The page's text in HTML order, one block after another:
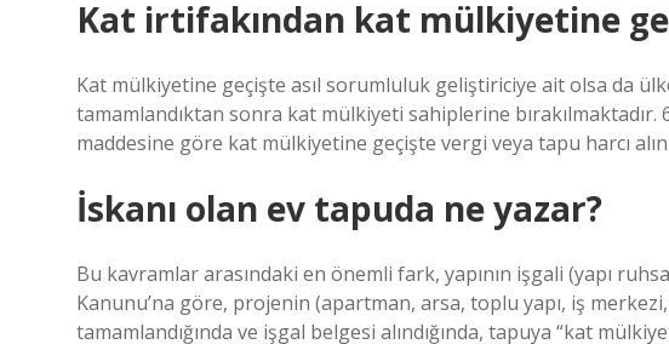
Kat irtifakından kat mülkiyetine
Kat mülkiyetine geçişte asıl sorumluluk geliştiriciye ait olsa da
tamamlandıktan sonra kat mülkiyeti sahiplerine bırakılmaktadır.
maddesine göre kat mülkiyetine geçişte vergi veya tapu harcı
İskanı olan ev tapuda ne yazar?
Bu kavramlar arasındaki en önemli fark, yapının işgali (yapı
Kanunu’na göre, projenin (apartman, arsa, toplu yapı, iş
tamamlandığında ve işgal belgesi alındığında, tapuya “kat